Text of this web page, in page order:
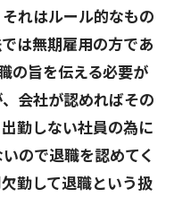
れはルール的なもの
は無期雇用の方であ
の旨を伝える必要が
会社が認めればその
勤しない社員の為に
ので退職を認めてく
勤して退職という扱